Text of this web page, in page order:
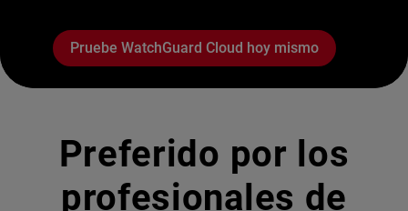
Pruebe WatchGuard Cloud hoy mismo
Preferido por los
profesionales de